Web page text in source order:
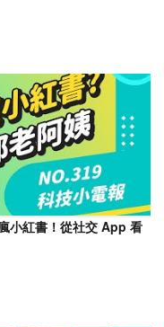
小紅書！從社交 App 看